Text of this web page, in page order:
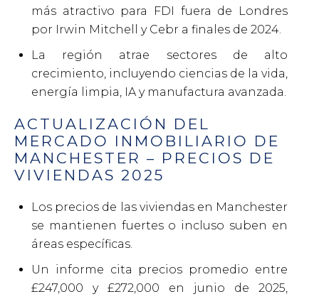
más atractivo para FDI fuera de Londres
por Irwin Mitchell y Cebr a finales de 2024.
La región atrae sectores de alto
crecimiento, incluyendo ciencias de la vida,
energía limpia, IA y manufactura avanzada.
ACTUALIZACIÓN DEL
MERCADO INMOBILIARIO DE
MANCHESTER – PRECIOS DE
VIVIENDAS 2025
Los precios de las viviendas en Manchester
se mantienen fuertes o incluso suben en
áreas específicas.
Un informe cita precios promedio entre
£247,000 y £272,000 en junio de 2025,